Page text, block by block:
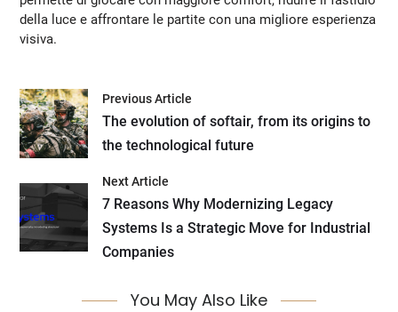
della luce e affrontare le partite con una migliore esperienza
visiva.
Previous Article
The evolution of softair, from its origins to
the technological future
Next Article
7 Reasons Why Modernizing Legacy
Systems Is a Strategic Move for Industrial
Companies
You May Also Like